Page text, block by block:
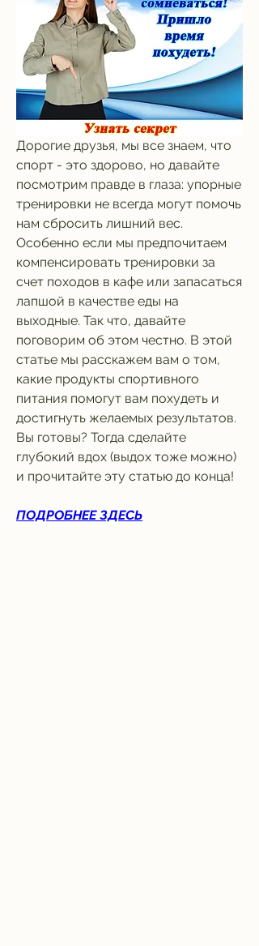
Дорогие друзья, мы все знаем, что
спорт - это здорово, но давайте
посмотрим правде в глаза: упорные
тренировки не всегда могут помочь
нам сбросить лишний вес.
Особенно если мы предпочитаем
компенсировать тренировки за
счет походов в кафе или запасаться
лапшой в качестве еды на
выходные. Так что, давайте
поговорим об этом честно. В этой
статье мы расскажем вам о том,
какие продукты спортивного
питания помогут вам похудеть и
достигнуть желаемых результатов.
Вы готовы? Тогда сделайте
глубокий вдох (выдох тоже можно)
и прочитайте эту статью до конца!
ПОДРОБНЕЕ ЗДЕСЬ